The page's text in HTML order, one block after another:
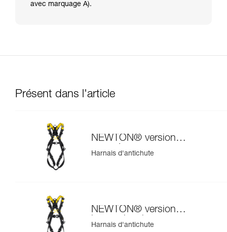
avec marquage A).
Présent dans l'article
NEWTON® version
européenne
Harnais d'antichute
NEWTON® version
internationale
Harnais d'antichute